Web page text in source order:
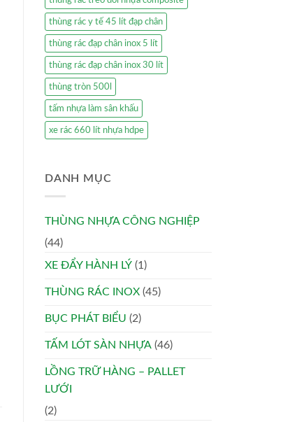
thùng rác y tế 45 lít đạp chân
thùng rác đạp chân inox 5 lít
thùng rác đạp chân inox 30 lít
thùng tròn 500l
tấm nhựa làm sân khấu
xe rác 660 lít nhựa hdpe
DANH MỤC
THÙNG NHỰA CÔNG NGHIỆP
(44)
XE ĐẨY HÀNH LÝ (1)
THÙNG RÁC INOX (45)
BỤC PHÁT BIỂU (2)
TẤM LÓT SÀN NHỰA (46)
LỒNG TRỮ HÀNG – PALLET
LƯỚI
(2)